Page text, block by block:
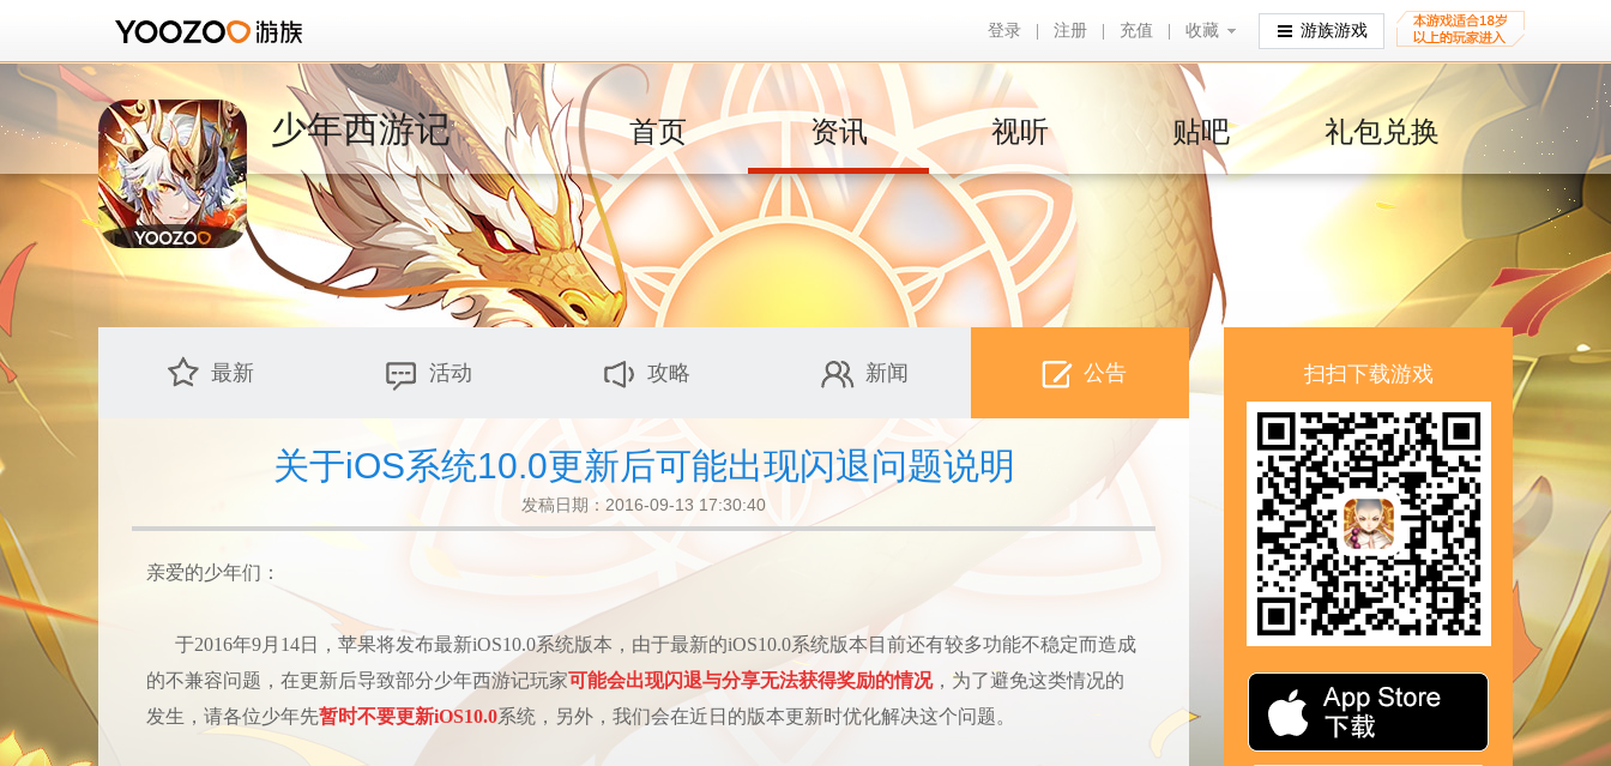
登录 注册 充值 收藏
收藏 游族游戏
少年西游记 首页 资讯 视听 贴吧 礼包兑换
最新 活动 攻略 新闻 公告
关于iOS系统10.0更新后可能出现闪退问题说明
发稿日期：2016-09-13 17:30:40
亲爱的少年们：
于2016年9月14日，苹果将发布最新iOS10.0系统版本，由于最新的iOS10.0系统版本目前还有较多功能不稳定而造成
的不兼容问题，在更新后导致部分少年西游记玩家可能会出现闪退与分享无法获得奖励的情况，为了避免这类情况的
发生，请各位少年先暂时不要更新iOS10.0系统，另外，我们会在近日的版本更新时优化解决这个问题。
扫扫下载游戏